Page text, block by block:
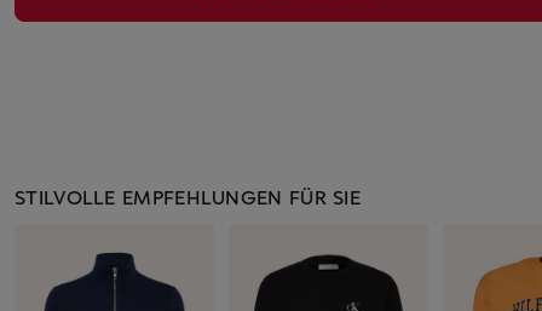
STILVOLLE EMPFEHLUNGEN FÜR SIE